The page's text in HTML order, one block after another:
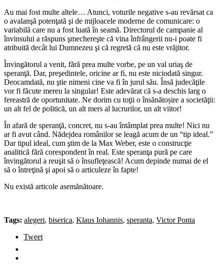
Au mai fost multe altele… Atunci, voturile negative s-au revărsat ca
o avalanşă potenţată şi de mijloacele moderne de comunicare: o
variabilă care nu a fost luată în seamă. Directorul de campanie al
învinsului a răspuns şmechereşte că vina înfrângerii nu-i poate fi
atribuită decât lui Dumnezeu şi că regretă că nu este vrăjitor.
Învingătorul a venit, fără prea multe vorbe, pe un val uriaş de
speranţă. Dar, preşedintele, oricine ar fi, nu este niciodată singur.
Deocamdată, nu ştie nimeni cine va fi în jurul său. Însă judecăţile
vor fi făcute mereu la singular! Este adevărat că s-a deschis larg o
fereastră de oportunitate. Ne dorim cu toţii o însănătoșire a societăţii:
un alt fel de politică, un alt mers al lucrurilor, un alt viitor!
În afară de speranţă, concret, nu s-au întâmplat prea multe! Nici nu
ar fi avut când. Nădejdea românilor se leagă acum de un “tip ideal.”
Dar tipul ideal, cum ştim de la Max Weber, este o construcţie
analitică fără corespondent în real. Este speranţa pură pe care
învingătorul a reuşit să o însufleţească! Acum depinde numai de el
să o întreţină şi apoi să o articuleze în fapte!
Nu există articole asemănătoare.
Tags: alegeri, biserica, Klaus Iohannis, speranta, Victor Ponta
Tweet